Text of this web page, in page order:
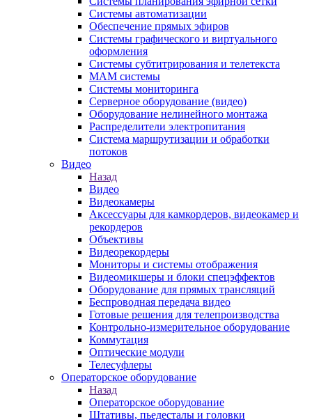
Системы автоматизации
Обеспечение прямых эфиров
Системы графического и виртуального
оформления
Системы субтитрирования и телетекста
MAM системы
Системы мониторинга
Серверное оборудование (видео)
Оборудование нелинейного монтажа
Распределители электропитания
Система маршрутизации и обработки
потоков
Видео
Назад
Видео
Видеокамеры
Аксессуары для камкордеров, видеокамер и
рекордеров
Объективы
Видеорекордеры
Мониторы и системы отображения
Видеомикшеры и блоки спецэффектов
Оборудование для прямых трансляций
Беспроводная передача видео
Готовые решения для телепроизводства
Контрольно-измерительное оборудование
Коммутация
Оптические модули
Телесуфлеры
Операторское оборудование
Назад
Операторское оборудование
Штативы, пьедесталы и головки